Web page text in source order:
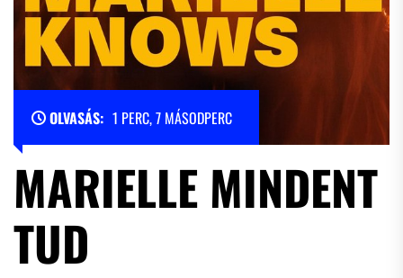
OLVASÁS: 1 PERC, 7 MÁSODPERC
MARIELLE MINDENT
TUD